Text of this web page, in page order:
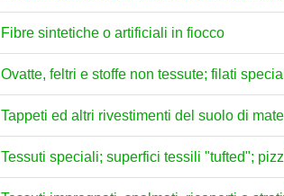
Fibre sintetiche o artificiali in fiocco
Ovatte, feltri e stoffe non tessute; filati
Tappeti ed altri rivestimenti del suolo di
Tessuti speciali; superfici tessili "tufted";